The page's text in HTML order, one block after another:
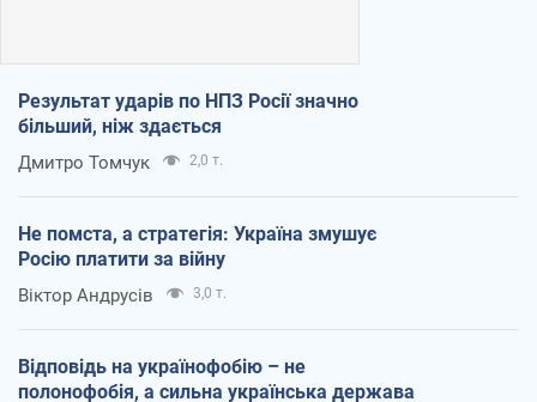
Результат ударів по НПЗ Росії значно
більший, ніж здається
Дмитро Томчук 2,0 т.
Не помста, а стратегія: Україна змушує
Росію платити за війну
Віктор Андрусів 3,0 т.
Відповідь на українофобію – не
полонофобія, а сильна українська держава